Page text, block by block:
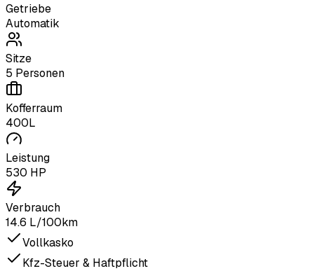
Getriebe
Automatik
Sitze
5 Personen
Kofferraum
400L
Leistung
530 HP
Verbrauch
14.6 L/100km
Vollkasko
Kfz-Steuer & Haftpflicht